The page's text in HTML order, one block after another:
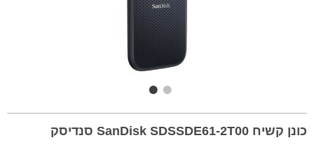
כונן קשיח SanDisk SDSSDE61-2T00 סנדיסק